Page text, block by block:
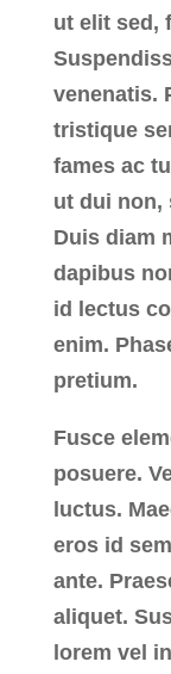
ut elit sed,
venenatis.
tristique
fames ac
ut dui non,
Duis diam
dapibus
id lectus
enim.
pretium.
Fusce
posuere.
luctus.
eros id
ante.
aliquet.
lorem vel